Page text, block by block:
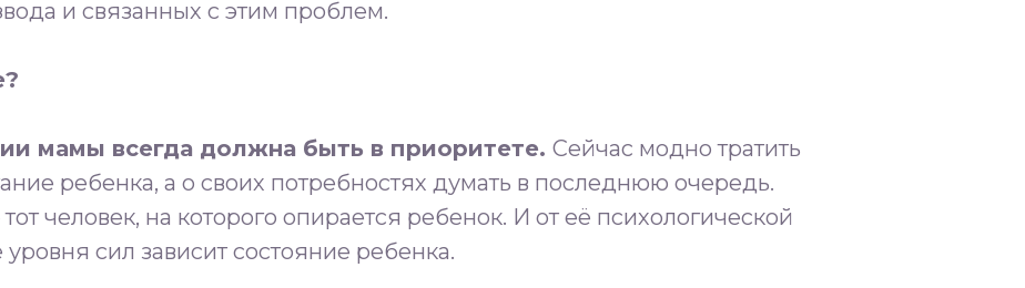
и связанных с этим проблем.⁣⁣⠀⠀⁣⁣⠀
мамы всегда должна быть в приоритете.⁣⁣ Сейчас модно тратить
ребенка, а о своих потребностях думать в последнюю очередь.
человек, на которого опирается ребенок. И от её психологической
уровня сил зависит состояние ребенка.⁣⁣⠀⠀⁣⁣⠀